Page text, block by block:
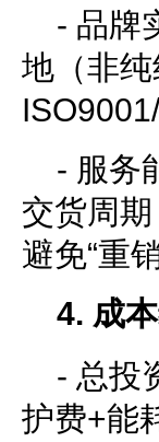
- 品牌
地（非
- 服务
交货周
避免“重
4. 成
- 总投
护费+能